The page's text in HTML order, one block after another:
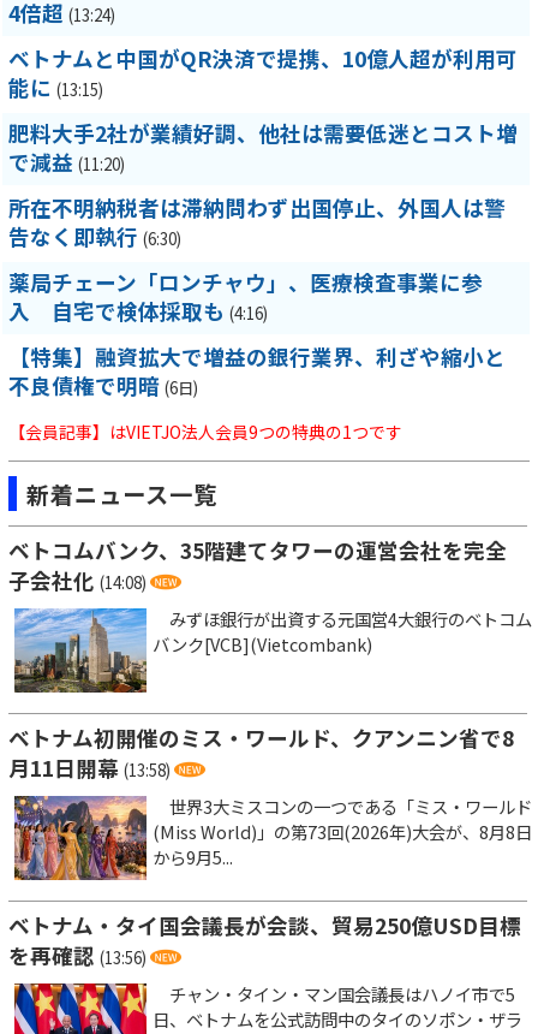
4倍超 (13:24)
ベトナムと中国がQR決済で提携、10億人超が利用可
能に (13:15)
肥料大手2社が業績好調、他社は需要低迷とコスト増
で減益 (11:20)
所在不明納税者は滞納問わず出国停止、外国人は警
告なく即執行 (6:30)
薬局チェーン「ロンチャウ」、医療検査事業に参
入 自宅で検体採取も (4:16)
【特集】融資拡大で増益の銀行業界、利ざや縮小と
不良債権で明暗 (6日)
【会員記事】はVIETJO法人会員9つの特典の1つです
新着ニュース一覧
ベトコムバンク、35階建てタワーの運営会社を完全
子会社化 (14:08)
みずほ銀行が出資する元国営4大銀行のベトコム
バンク[VCB](Vietcombank)
ベトナム初開催のミス・ワールド、クアンニン省で8
月11日開幕 (13:58)
世界3大ミスコンの一つである「ミス・ワールド
(Miss World)」の第73回(2026年)大会が、8月8日
から9月5...
ベトナム・タイ国会議長が会談、貿易250億USD目標
を再確認 (13:56)
チャン・タイン・マン国会議長はハノイ市で5
日、ベトナムを公式訪問中のタイのソポン・ザラ